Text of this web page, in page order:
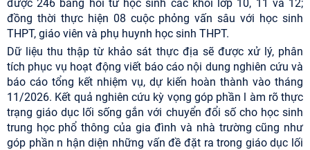
được 246 bảng hỏi từ học sinh các khối lớp 10, 11 và 12;
đồng thời thực hiện 08 cuộc phỏng vấn sâu với học sinh
THPT, giáo viên và phụ huynh học sinh THPT.
Dữ liệu thu thập từ khảo sát thực địa sẽ được xử lý, phân
tích phục vụ hoạt động viết báo cáo nội dung nghiên cứu và
báo cáo tổng kết nhiệm vụ, dự kiến hoàn thành vào tháng
11/2026. Kết quả nghiên cứu kỳ vọng góp phần l àm rõ thực
trạng giáo dục lối sống gắn với chuyển đổi số cho học sinh
trung học phổ thông của gia đình và nhà trường cũng như
góp phần n hận diện những vấn đề đặt ra trong giáo dục lối